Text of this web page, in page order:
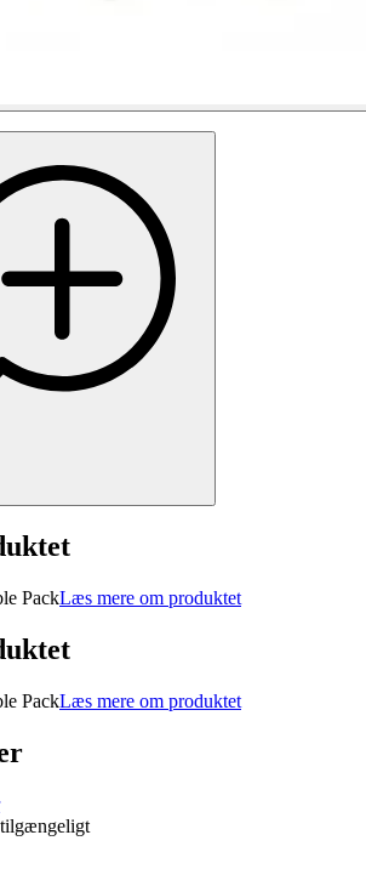
PackLæs mere om produktet
PackLæs mere om produktet